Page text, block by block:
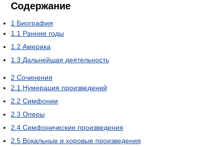
Содержание
1 Биография
1.1 Ранние годы
1.2 Америка
1.3 Дальнейшая деятельность
2 Сочинения
2.1 Нумерация произведений
2.2 Симфонии
2.3 Оперы
2.4 Симфонические произведения
2.5 Вокальные и хоровые произведения